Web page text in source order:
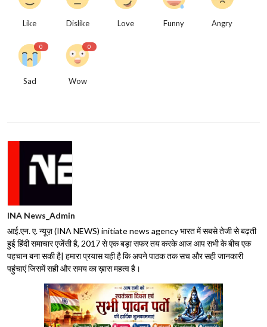
Like Dislike Love Funny Angry
0
Sad
0
Wow
INA News_Admin
आई.एन. ए. न्यूज़ (INA NEWS) initiate news agency भारत में सबसे तेजी से बढ़ती
हुई हिंदी समाचार एजेंसी है, 2017 से एक बड़ा सफर तय करके आज आप सभी के बीच एक
पहचान बना सकी है| हमारा प्रयास यही है कि अपने पाठक तक सच और सही जानकारी
पहुंचाएं जिसमें सही और समय का ख़ास महत्व है।